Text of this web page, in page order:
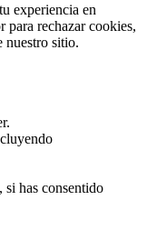
experiencia en
para rechazar cookies,
nuestro sitio.
si has consentido